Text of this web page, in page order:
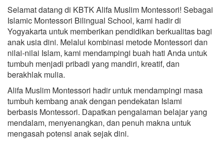
Selamat datang di KBTK Alifa Muslim Montessori! Sebagai
Islamic Montessori Bilingual School, kami hadir di
Yogyakarta untuk memberikan pendidikan berkualitas bagi
anak usia dini. Melalui kombinasi metode Montessori dan
nilai-nilai Islam, kami mendampingi buah hati Anda untuk
tumbuh menjadi pribadi yang mandiri, kreatif, dan
berakhlak mulia.
Alifa Muslim Montessori hadir untuk mendampingi masa
tumbuh kembang anak dengan pendekatan Islami
berbasis Montessori. Dapatkan pengalaman belajar yang
mendalam, menyenangkan, dan penuh makna untuk
mengasah potensi anak sejak dini.